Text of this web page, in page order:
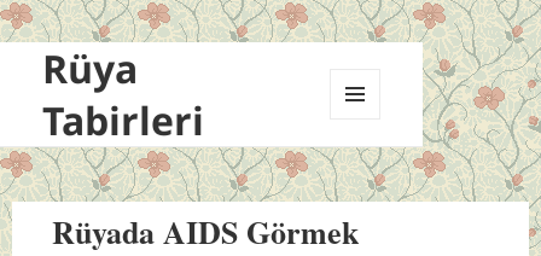
Rüya
Tabirleri
VE
BILEŞENLER
Rüyada AIDS Görmek